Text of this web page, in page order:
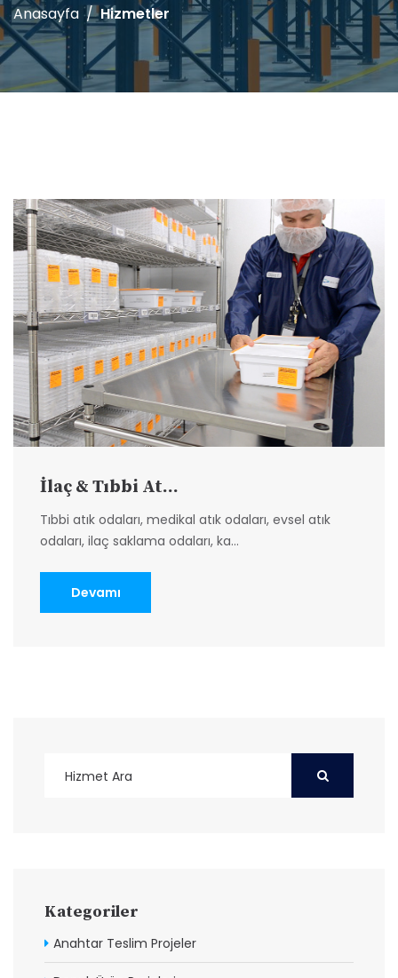
Anasayfa Hizmetler
İlaç & Tıbbi At...
Tıbbi atık odaları, medikal atık odaları, evsel atık
odaları, ilaç saklama odaları, ka...
Devamı
Kategoriler
Anahtar Teslim Projeler